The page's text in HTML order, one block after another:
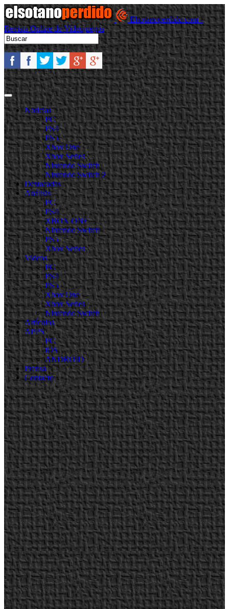
Elsotanoperdido.com -
Revista Online de Videojuegos
Noticias
PC
PS4
PS5
Xbox One
Xbox Series
Nintendo Switch
Nintendo Switch 2
Destacadas
Análisis
PC
PS4
XBOX ONE
Nintendo Switch
PS5
Xbox Series
Videos
PC
PS4
PS5
Xbox One
Xbox Series
Nintendo Switch
Artículos
APPS
PC
iOS
ANDROID
Prensa
Contacto